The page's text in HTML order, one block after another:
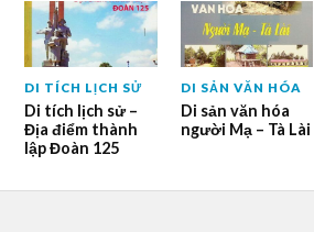
DI TÍCH LỊCH SỬ
Di tích lịch sử –
Địa điểm thành
lập Đoàn 125
DI SẢN VĂN HÓA
Di sản văn hóa
người Mạ – Tà Lài